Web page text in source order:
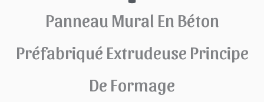
Panneau Mural En Béton
Préfabriqué Extrudeuse Principe
De Formage